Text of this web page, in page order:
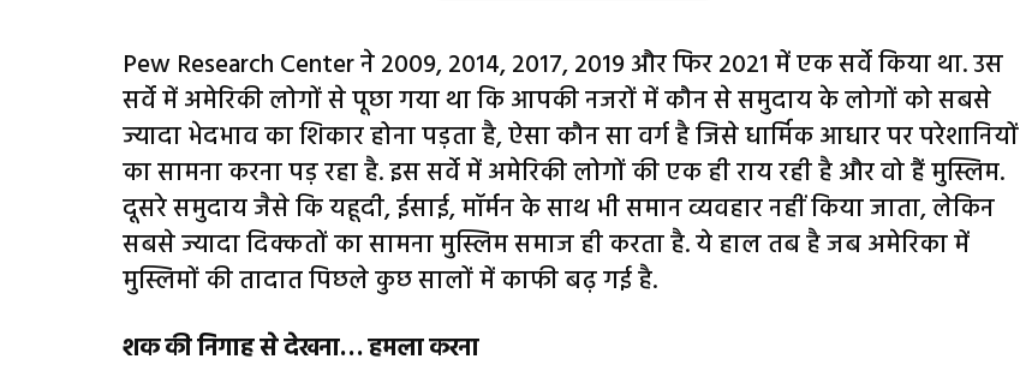
Pew Research Center ने 2009, 2014, 2017, 2019 और फिर 2021 में एक सर्वे किया था. उस
सर्वे में अमेरिकी लोगों से पूछा गया था कि आपकी नजरों में कौन से समुदाय के लोगों को सबसे
ज्यादा भेदभाव का शिकार होना पड़ता है, ऐसा कौन सा वर्ग है जिसे धार्मिक आधार पर परेशानियों
का सामना करना पड़ रहा है. इस सर्वे में अमेरिकी लोगों की एक ही राय रही है और वो हैं मुस्लिम.
दूसरे समुदाय जैसे कि यहूदी, ईसाई, मॉर्मन के साथ भी समान व्यवहार नहीं किया जाता, लेकिन
सबसे ज्यादा दिक्कतों का सामना मुस्लिम समाज ही करता है. ये हाल तब है जब अमेरिका में
मुस्लिमों की तादात पिछले कुछ सालों में काफी बढ़ गई है.
शक की निगाह से देखना… हमला करना